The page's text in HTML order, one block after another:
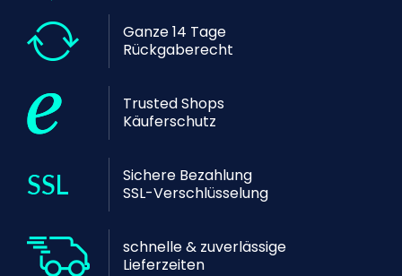
Ganze 14 Tage
Rückgaberecht
Trusted Shops
Käuferschutz
Sichere Bezahlung
SSL-Verschlüsselung
schnelle & zuverlässige
Lieferzeiten